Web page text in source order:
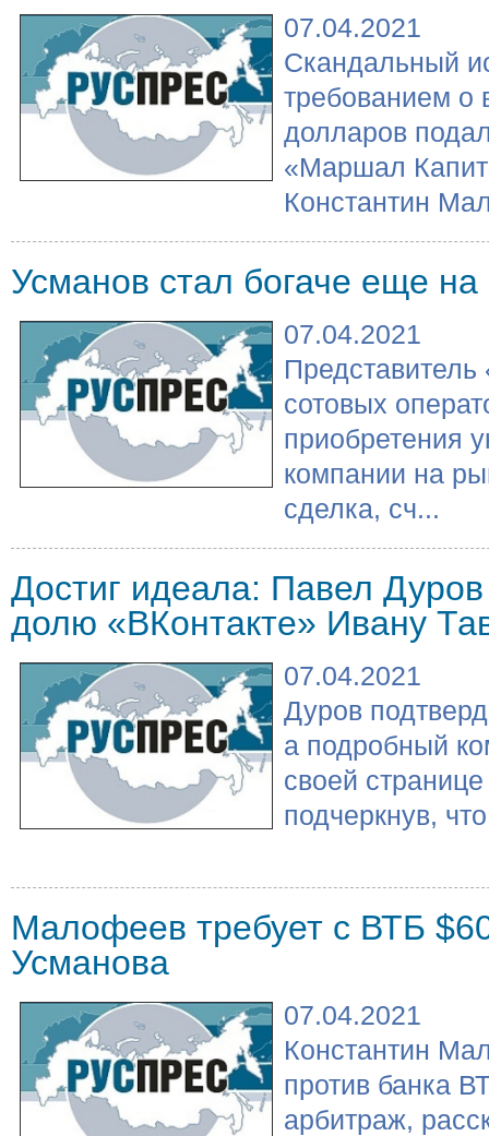
07.04.2021
Скандальный
требованием о
долларов
«Маршал
Константин
Усманов стал богаче еще на
07.04.2021
сотовых
приобретения
компании на
сделка, сч...
Достиг идеала: Павел
долю «ВКонтакте» Ивану
07.04.2021
Дуров
а подробный
своей
подчеркнув,
Малофеев требует с ВТБ
Усманова
07.04.2021
Константин
против банка
арбитраж,